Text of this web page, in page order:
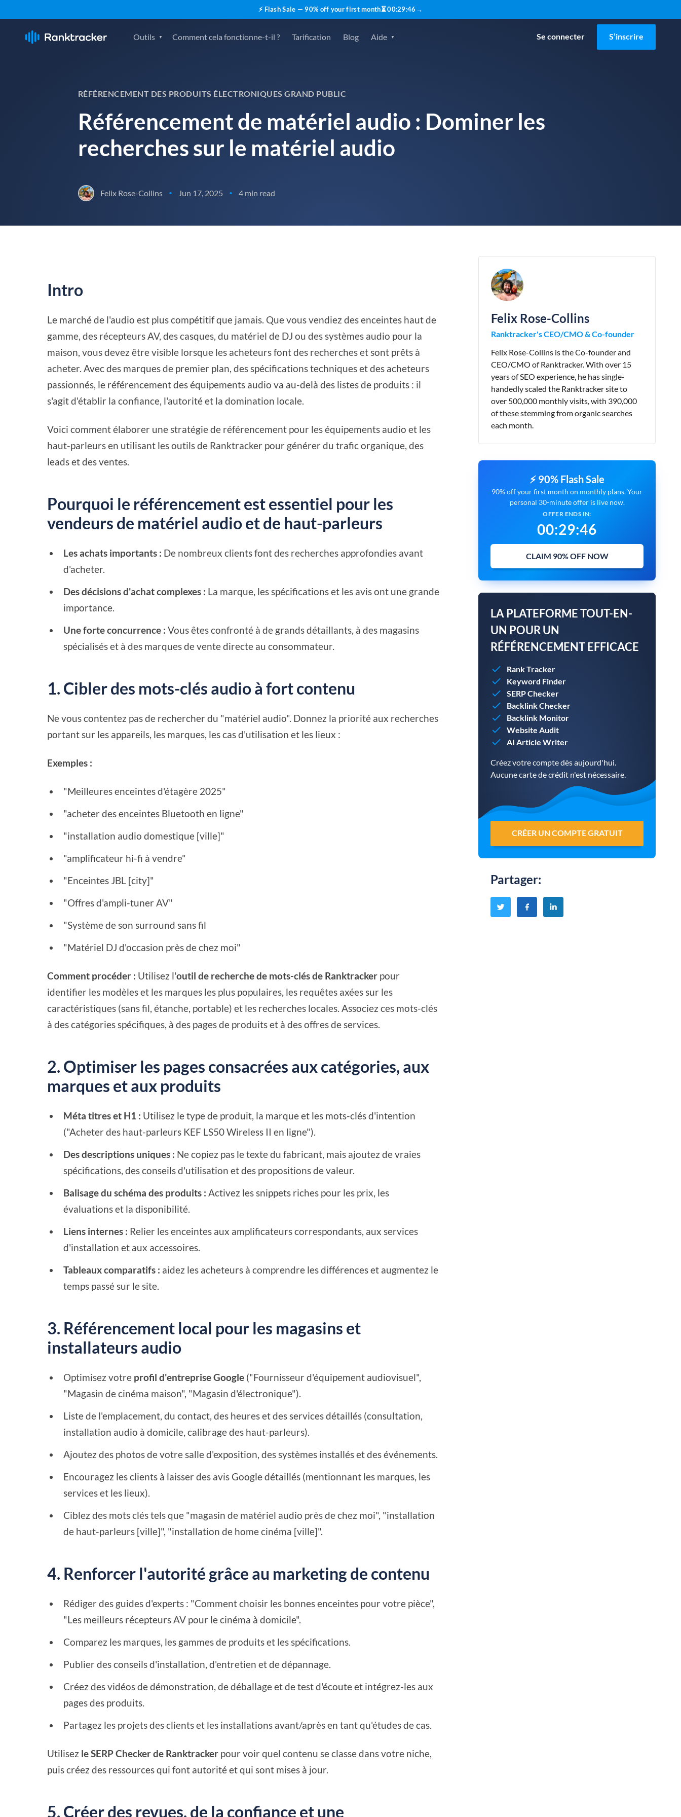
⚡ Flash Sale — 90% off your first month⏳00:29:45 →
Outils Comment cela fonctionne-t-il ? Tarification Blog Aide Se connecter S’inscrire
RÉFÉRENCEMENT DES PRODUITS ÉLECTRONIQUES GRAND PUBLIC
Référencement de matériel audio : Dominer les
recherches sur le matériel audio
Felix Rose-Collins • Jun 17, 2025 • 4 min read
Intro
Le marché de l'audio est plus compétitif que jamais. Que vous vendiez des enceintes haut de
gamme, des récepteurs AV, des casques, du matériel de DJ ou des systèmes audio pour la
maison, vous devez être visible lorsque les acheteurs font des recherches et sont prêts à
acheter. Avec des marques de premier plan, des spécifications techniques et des acheteurs
passionnés, le référencement des équipements audio va au-delà des listes de produits : il
s'agit d'établir la confiance, l'autorité et la domination locale.
Voici comment élaborer une stratégie de référencement pour les équipements audio et les
haut-parleurs en utilisant les outils de Ranktracker pour générer du trafic organique, des
leads et des ventes.
Pourquoi le référencement est essentiel pour les
vendeurs de matériel audio et de haut-parleurs
Les achats importants : De nombreux clients font des recherches approfondies avant
d'acheter.
Des décisions d'achat complexes : La marque, les spécifications et les avis ont une grande
importance.
Une forte concurrence : Vous êtes confronté à de grands détaillants, à des magasins
spécialisés et à des marques de vente directe au consommateur.
1. Cibler des mots-clés audio à fort contenu
Ne vous contentez pas de rechercher du "matériel audio". Donnez la priorité aux recherches
portant sur les appareils, les marques, les cas d'utilisation et les lieux :
Exemples :
"Meilleures enceintes d'étagère 2025"
"acheter des enceintes Bluetooth en ligne"
"installation audio domestique [ville]"
"amplificateur hi-fi à vendre"
"Enceintes JBL [city]"
"Offres d'ampli-tuner AV"
"Système de son surround sans fil
"Matériel DJ d'occasion près de chez moi"
Comment procéder : Utilisez l'outil de recherche de mots-clés de Ranktracker pour
identifier les modèles et les marques les plus populaires, les requêtes axées sur les
caractéristiques (sans fil, étanche, portable) et les recherches locales. Associez ces mots-clés
à des catégories spécifiques, à des pages de produits et à des offres de services.
2. Optimiser les pages consacrées aux catégories, aux
marques et aux produits
Méta titres et H1 : Utilisez le type de produit, la marque et les mots-clés d'intention
("Acheter des haut-parleurs KEF LS50 Wireless II en ligne").
Des descriptions uniques : Ne copiez pas le texte du fabricant, mais ajoutez de vraies
spécifications, des conseils d'utilisation et des propositions de valeur.
Balisage du schéma des produits : Activez les snippets riches pour les prix, les
évaluations et la disponibilité.
Liens internes : Relier les enceintes aux amplificateurs correspondants, aux services
d'installation et aux accessoires.
Tableaux comparatifs : aidez les acheteurs à comprendre les différences et augmentez le
temps passé sur le site.
3. Référencement local pour les magasins et
installateurs audio
Optimisez votre profil d'entreprise Google ("Fournisseur d'équipement audiovisuel",
"Magasin de cinéma maison", "Magasin d'électronique").
Liste de l'emplacement, du contact, des heures et des services détaillés (consultation,
installation audio à domicile, calibrage des haut-parleurs).
Ajoutez des photos de votre salle d'exposition, des systèmes installés et des événements.
Encouragez les clients à laisser des avis Google détaillés (mentionnant les marques, les
services et les lieux).
Ciblez des mots clés tels que "magasin de matériel audio près de chez moi", "installation
de haut-parleurs [ville]", "installation de home cinéma [ville]".
4. Renforcer l'autorité grâce au marketing de contenu
Rédiger des guides d'experts : "Comment choisir les bonnes enceintes pour votre pièce",
"Les meilleurs récepteurs AV pour le cinéma à domicile".
Comparez les marques, les gammes de produits et les spécifications.
Publier des conseils d'installation, d'entretien et de dépannage.
Créez des vidéos de démonstration, de déballage et de test d'écoute et intégrez-les aux
pages des produits.
Partagez les projets des clients et les installations avant/après en tant qu'études de cas.
Utilisez le SERP Checker de Ranktracker pour voir quel contenu se classe dans votre niche,
puis créez des ressources qui font autorité et qui sont mises à jour.
5. Créer des revues, de la confiance et une
Felix Rose-Collins
Ranktracker's CEO/CMO & Co-founder
Felix Rose-Collins is the Co-founder and
CEO/CMO of Ranktracker. With over 15
years of SEO experience, he has single-
handedly scaled the Ranktracker site to
over 500,000 monthly visits, with 390,000
of these stemming from organic searches
each month.
⚡ 90% Flash Sale
90% off your first month on monthly plans. Your
personal 30-minute offer is live now.
OFFER ENDS IN:
00:29:45
CLAIM 90% OFF NOW
LA PLATEFORME TOUT-EN-
UN POUR UN
RÉFÉRENCEMENT EFFICACE
Rank Tracker
Keyword Finder
SERP Checker
Backlink Checker
Backlink Monitor
Website Audit
AI Article Writer
Créez votre compte dès aujourd'hui.
Aucune carte de crédit n'est nécessaire.
CRÉER UN COMPTE GRATUIT
Partager: